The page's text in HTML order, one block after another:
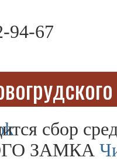
94-67
сбор
ЗАМКА